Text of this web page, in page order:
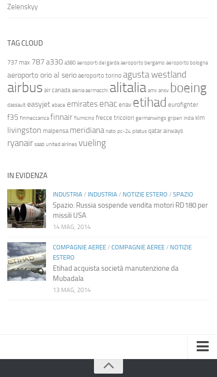
Zelenskyy
TAG CLOUD
737 max 787 a330 a380 aeroporti del garda aeroporto bergamo aeroporto bologna
aeroporto orio al serio aeroporto torino agusta westland
airbus air canada alenia aermacchi alitalia amx ansv boeing
dassault easyjet ebace emirates enac enav etihad eurofighter
f35 finmeccanica finnair fiumicino frecce tricolori germanwings gripen india klm
livingston malpensa meridiana nato pc-24 pilatus qatar airways
ryanair saab united airlines vueling
IN EVIDENZA
INDUSTRIA / INDUSTRIA / NOTIZIE ESTERO / SPAZIO
Spazio: Russia sospende vendita motori RD180 per
missili USA
14 MAG, 2014
COMPAGNIE AEREE / COMPAGNIE AEREE / NOTIZIE
ESTERO
Etihad acquista società manutenzione da
Mubadala
13 MAG, 2014